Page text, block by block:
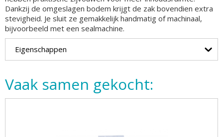
Dankzij de omgeslagen bodem krijgt de zak bovendien extra
stevigheid. Je sluit ze gemakkelijk handmatig of machinaal,
bijvoorbeeld met een sealmachine.
Eigenschappen
Vaak samen gekocht: